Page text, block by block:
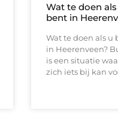
Wat te doen
bent in
Wat te doen als
in Heerenveen?
is een situatie
zich iets bij kan